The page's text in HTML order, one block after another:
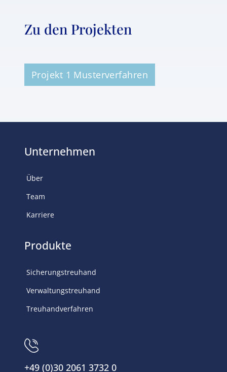
Zu den Projekten
Projekt 1 Musterverfahren
Unternehmen
Über
Team
Karriere
Produkte
Sicherungstreuhand
Verwaltungstreuhand
Treuhandverfahren
+49 (0)30 2061 3732 0